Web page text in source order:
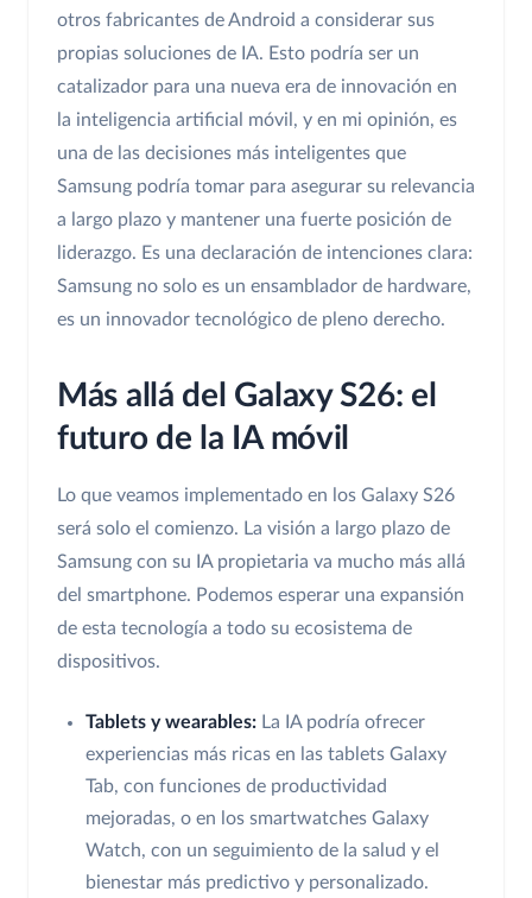
otros fabricantes de Android a considerar sus
propias soluciones de IA. Esto podría ser un
catalizador para una nueva era de innovación en
la inteligencia artificial móvil, y en mi opinión, es
una de las decisiones más inteligentes que
Samsung podría tomar para asegurar su relevancia
a largo plazo y mantener una fuerte posición de
liderazgo. Es una declaración de intenciones clara:
Samsung no solo es un ensamblador de hardware,
es un innovador tecnológico de pleno derecho.
Más allá del Galaxy S26: el
futuro de la IA móvil
Lo que veamos implementado en los Galaxy S26
será solo el comienzo. La visión a largo plazo de
Samsung con su IA propietaria va mucho más allá
del smartphone. Podemos esperar una expansión
de esta tecnología a todo su ecosistema de
dispositivos.
Tablets y wearables: La IA podría ofrecer
experiencias más ricas en las tablets Galaxy
Tab, con funciones de productividad
mejoradas, o en los smartwatches Galaxy
Watch, con un seguimiento de la salud y el
bienestar más predictivo y personalizado.